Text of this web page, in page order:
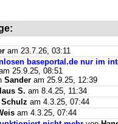
am 23.7.26, 03:11
baseportal.de nur im
25.9.25, 08:51
Sander am 25.9.25, 12:39
S. am 8.4.25, 11:34
Schulz am 4.3.25, 07:44
am 4.3.25, 07:44